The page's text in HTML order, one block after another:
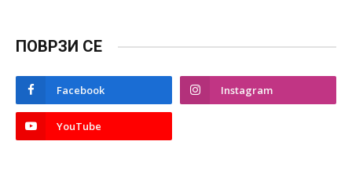
ПОВРЗИ СЕ
Facebook Instagram
YouTube